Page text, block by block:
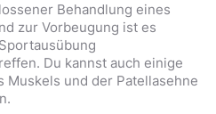
Behandlung eines
zur Vorbeugung ist es
Du kannst auch einige
Muskels und der Patellasehne